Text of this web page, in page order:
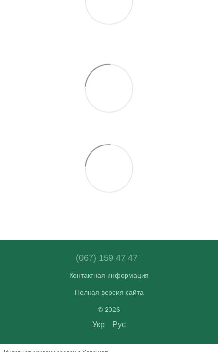
(067) 159 47 47
Контактная информация
Полная версия сайта
© 2026
Укр Рус